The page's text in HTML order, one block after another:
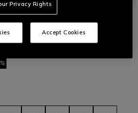
GANTS
SKI UNISEXE
en cuir et tissu élastique, dotés
Privacy Rights
Accept Cookies